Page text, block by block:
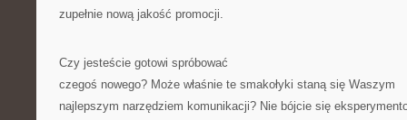
zupełnie nową jakość promocji.
Czy jesteście gotowi spróbować
czegoś nowego? Może właśnie te smakołyki staną się Waszym
najlepszym narzędziem komunikacji? Nie bójcie się